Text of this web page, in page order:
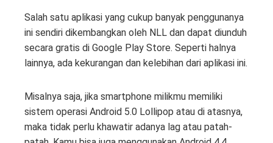
Salah satu aplikasi yang cukup banyak penggunanya
ini sendiri dikembangkan oleh NLL dan dapat diunduh
secara gratis di Google Play Store. Seperti halnya
lainnya, ada kekurangan dan kelebihan dari aplikasi ini.
Misalnya saja, jika smartphone milikmu memiliki
sistem operasi Android 5.0 Lollipop atau di atasnya,
maka tidak perlu khawatir adanya lag atau patah-